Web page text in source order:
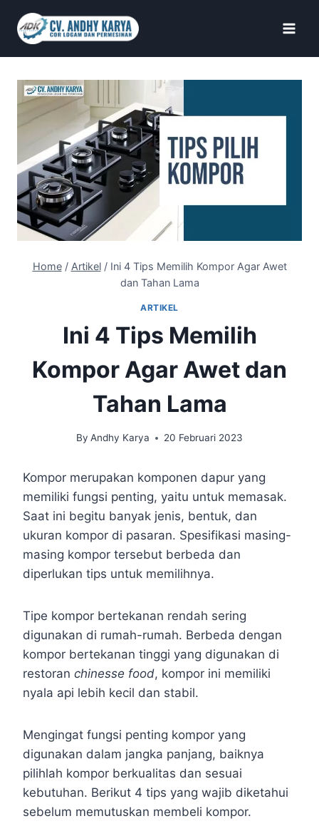
Home / Artikel / Ini 4 Tips Memilih Kompor Agar Awet
dan Tahan Lama
ARTIKEL
Ini 4 Tips Memilih
Kompor Agar Awet dan
Tahan Lama
By Andhy Karya 20 Februari 2023
Kompor merupakan komponen dapur yang
memiliki fungsi penting, yaitu untuk memasak.
Saat ini begitu banyak jenis, bentuk, dan
ukuran kompor di pasaran. Spesifikasi masing-
masing kompor tersebut berbeda dan
diperlukan tips untuk memilihnya.
Tipe kompor bertekanan rendah sering
digunakan di rumah-rumah. Berbeda dengan
kompor bertekanan tinggi yang digunakan di
restoran chinesse food, kompor ini memiliki
nyala api lebih kecil dan stabil.
Mengingat fungsi penting kompor yang
digunakan dalam jangka panjang, baiknya
pilihlah kompor berkualitas dan sesuai
kebutuhan. Berikut 4 tips yang wajib diketahui
sebelum memutuskan membeli kompor.